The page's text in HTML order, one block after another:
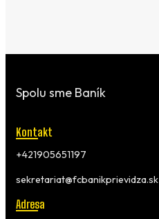
Spolu sme Baník
Kontakt
+421905651197
sekretariat@fcbanikprievidza.sk
Adresa